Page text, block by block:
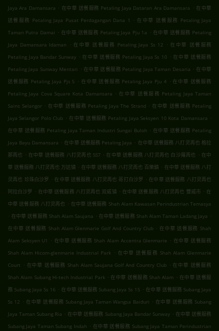
Jaya Ara Damansara . 在中華 送餐服務 Petaling Jaya Dataran Ara Damansara . 在中華
送餐服務 Petaling Jaya Pusat Perdagangan Dana 1
. 在中華 送餐服務 Petaling Jaya
Taman Putra Damai . 在中華 送餐服務 Petaling Jaya Pju 1a . 在中華 送餐服務 Petaling
Jaya Damansara Idaman
. 在中華 送餐服務 Petaling Jaya Ss 12 . 在中華 送餐服務
Petaling Jaya Bandar Sunway . 在中華 送餐服務 Petaling Jaya Ss 10 . 在中華 送餐服務
Petaling Jaya Sunway Mentari . 在中華 送餐服務 Petaling Jaya Taman Desaria . 在中華
送餐服務 Petaling Jaya Pjs 5 . 在中華 送餐服務 Petaling Jaya Pju 4 . 在中華 送餐服務
Petaling Jaya Cova Square Kota Damansara . 在中華 送餐服務 Petaling Jaya Taman
Sains Selangor . 在中華 送餐服務 Petaling Jaya The Strand . 在中華 送餐服務 Petaling
Jaya Selangor Polo Club . 在中華 送餐服務 Petaling Jaya Seksyen 10 Kota Damansara .
在中華 送餐服務 Petaling Jaya Taman Industri Sungai Buloh . 在中華 送餐服務 Petaling
Jaya Bayu Damansara . 在中華 送餐服務 Petaling Jaya . 在中華 送餐服務 八打灵再也 格拉
那再也 . 在中華 送餐服務 八打灵再也 SS7 . 在中華 送餐服務 八打灵再也 白沙羅再也 . 在中
華 送餐服務 八打灵再也 万达镇 . 在中華 送餐服務 八打灵再也 百樂鎮 . 在中華 送餐服務 八打
灵再也 珍珠白沙罗 . 在中華 送餐服務 八打灵再也 哥打白沙罗 . 在中華 送餐服務 八打灵再也
阿拉白沙罗 . 在中華 送餐服務 八打灵再也 双威镇 . 在中華 送餐服務 八打灵再也 雙威市 . 在
中華 送餐服務 八打灵再也 . 在中華 送餐服務 Shah Alam Kawasan Perindustrian Temasya
. 在中華 送餐服務 Shah Alam Saujana . 在中華 送餐服務 Shah Alam Taman Ladang Jaya .
在中華 送餐服務 Shah Alam Glenmarie Golf And Country Club . 在中華 送餐服務 Shah
Alam Seksyen U1
. 在中華 送餐服務 Shah Alam Accentra Glenmarie . 在中華 送餐服務
Shah Alam Hicom-glenmarie Industrial Park . 在中華 送餐服務 Shah Alam Glenmarie
Court . 在中華 送餐服務 Shah Alam Saujana Golf And Country Club . 在中華 送餐服務
Shah Alam Subang Hi-tech Industrial Park . 在中華 送餐服務 Shah Alam . 在中華 送餐服
務 Subang Jaya Ss 16 . 在中華 送餐服務 Subang Jaya Ss 15 . 在中華 送餐服務 Subang Jaya
Ss 12 . 在中華 送餐服務 Subang Jaya Taman Wangsa Baiduri . 在中華 送餐服務 Subang
Jaya Taman Subang Ria . 在中華 送餐服務 Subang Jaya Bandar Sunway . 在中華 送餐服務
Subang Jaya Taman Subang Indah . 在中華 送餐服務 Subang Jaya Taman Perindustrian